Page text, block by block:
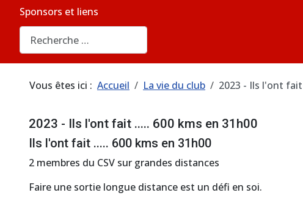
Sponsors et liens
Rechercher
Vous êtes ici : Accueil La vie du club 2023 - Ils l'ont fait
2023 - Ils l'ont fait ..... 600 kms en 31h00
Ils l'ont fait ..... 600 kms en 31h00
2 membres du CSV sur grandes distances
Faire une sortie longue distance est un défi en soi.